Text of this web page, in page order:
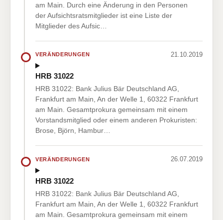
am Main. Durch eine Änderung in den Personen
der Aufsichtsratsmitglieder ist eine Liste der
Mitglieder des Aufsic…
VERÄNDERUNGEN 21.10.2019
HRB 31022
HRB 31022: Bank Julius Bär Deutschland AG,
Frankfurt am Main, An der Welle 1, 60322 Frankfurt
am Main. Gesamtprokura gemeinsam mit einem
Vorstandsmitglied oder einem anderen Prokuristen:
Brose, Björn, Hambur…
VERÄNDERUNGEN 26.07.2019
HRB 31022
HRB 31022: Bank Julius Bär Deutschland AG,
Frankfurt am Main, An der Welle 1, 60322 Frankfurt
am Main. Gesamtprokura gemeinsam mit einem